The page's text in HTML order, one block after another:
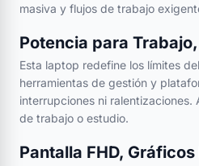
masiva y flujos de trabajo
Potencia para
Esta laptop redefine los límites
herramientas de gestión y
interrupciones ni
de trabajo o estudio.
Pantalla FHD,